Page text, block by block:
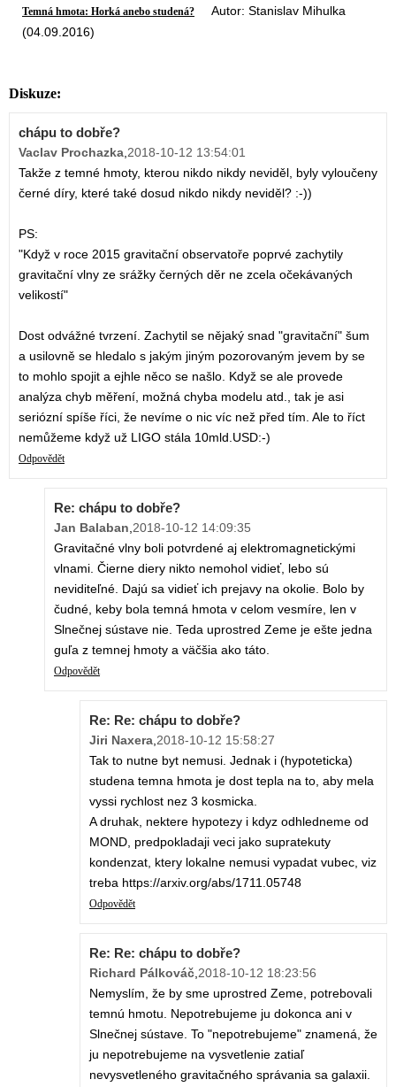
Temná hmota: Horká anebo studená? Autor: Stanislav Mihulka
(04.09.2016)
Diskuze:
chápu to dobře?
Vaclav Prochazka,2018-10-12 13:54:01
Takže z temné hmoty, kterou nikdo nikdy neviděl, byly vyloučeny
černé díry, které také dosud nikdo nikdy neviděl? :-))
PS:
"Když v roce 2015 gravitační observatoře poprvé zachytily
gravitační vlny ze srážky černých děr ne zcela očekávaných
velikostí"
Dost odvážné tvrzení. Zachytil se nějaký snad "gravitační" šum
a usilovně se hledalo s jakým jiným pozorovaným jevem by se
to mohlo spojit a ejhle něco se našlo. Když se ale provede
analýza chyb měření, možná chyba modelu atd., tak je asi
seriózní spíše říci, že nevíme o nic víc než před tím. Ale to říct
nemůžeme když už LIGO stála 10mld.USD:-)
Odpovědět
Re: chápu to dobře?
Jan Balaban,2018-10-12 14:09:35
Gravitačné vlny boli potvrdené aj elektromagnetickými
vlnami. Čierne diery nikto nemohol vidieť, lebo sú
neviditeľné. Dajú sa vidieť ich prejavy na okolie. Bolo by
čudné, keby bola temná hmota v celom vesmíre, len v
Slnečnej sústave nie. Teda uprostred Zeme je ešte jedna
guľa z temnej hmoty a väčšia ako táto.
Odpovědět
Re: Re: chápu to dobře?
Jiri Naxera,2018-10-12 15:58:27
Tak to nutne byt nemusi. Jednak i (hypoteticka)
studena temna hmota je dost tepla na to, aby mela
vyssi rychlost nez 3 kosmicka.
A druhak, nektere hypotezy i kdyz odhledneme od
MOND, predpokladaji veci jako supratekuty
kondenzat, ktery lokalne nemusi vypadat vubec, viz
treba https://arxiv.org/abs/1711.05748
Odpovědět
Re: Re: chápu to dobře?
Richard Pálkováč,2018-10-12 18:23:56
Nemyslím, že by sme uprostred Zeme, potrebovali
temnú hmotu. Nepotrebujeme ju dokonca ani v
Slnečnej sústave. To "nepotrebujeme" znamená, že
ju nepotrebujeme na vysvetlenie zatiaľ
nevysvetleného gravitačného správania sa galaxii.